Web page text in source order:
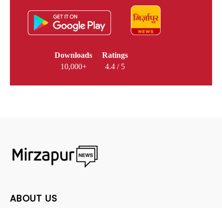
Downloads
10,000+
Ratings
4.4 / 5
ABOUT US